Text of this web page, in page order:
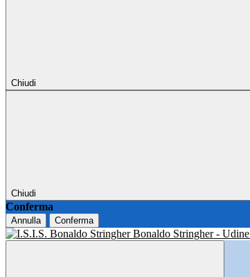
Chiudi
Chiudi
Conferma
Annulla Conferma
Bonaldo Stringher - Udine